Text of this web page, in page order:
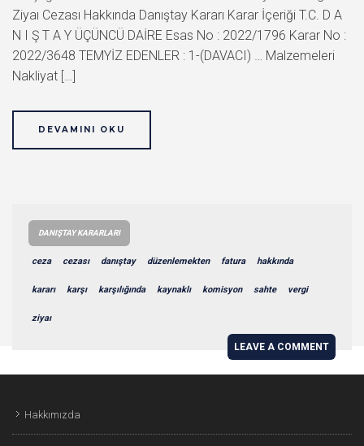
Ziyaı Cezası Hakkında Danıştay Kararı Karar İçeriği T.C. D A
N I Ş T A Y ÜÇÜNCÜ DAİRE Esas No : 2022/1796 Karar No :
2022/3648 TEMYİZ EDENLER : 1-(DAVACI) … Malzemeleri
Nakliyat […]
DEVAMINI OKU
DANIŞTAY KARARLARI
ceza cezası danıştay düzenlemekten fatura hakkında
kararı karşı karşılığında kaynaklı komisyon sahte vergi
ziyaı
LEAVE A COMMENT
Hakkımızda